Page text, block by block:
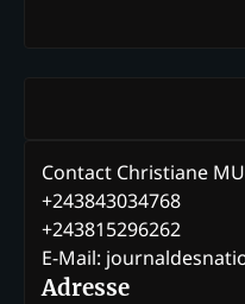
Contact Christiane
+243843034768
+243815296262
E-Mail:
Adresse